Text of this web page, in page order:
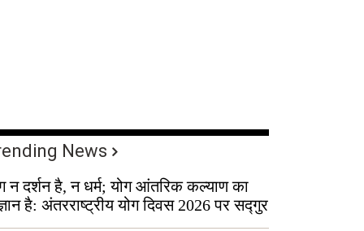
News
न दर्शन है, न धर्म; योग आंतरिक कल्याण का
है: अंतरराष्ट्रीय योग दिवस 2026 पर सद्गुर